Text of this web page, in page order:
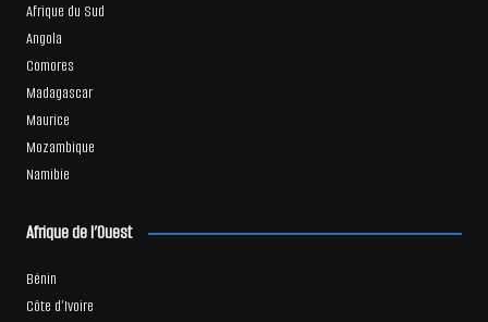
Afrique du Sud
Angola
Comores
Madagascar
Maurice
Mozambique
Namibie
Afrique de l’Ouest
Bénin
Côte d’Ivoire